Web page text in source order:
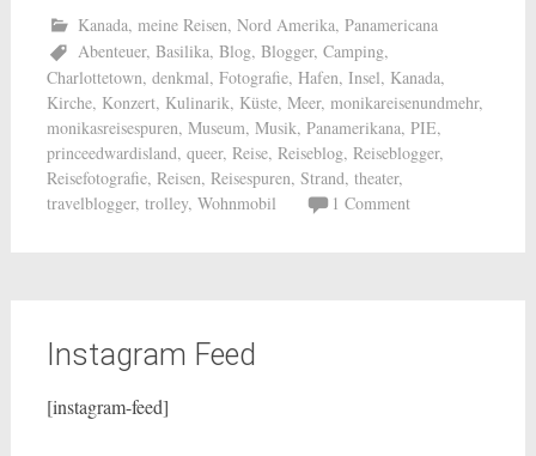
Kanada, meine Reisen, Nord Amerika, Panamericana
Abenteuer, Basilika, Blog, Blogger, Camping,
Charlottetown, denkmal, Fotografie, Hafen, Insel, Kanada,
Kirche, Konzert, Kulinarik, Küste, Meer, monikareisenundmehr,
monikasreisespuren, Museum, Musik, Panamerikana, PIE,
princeedwardisland, queer, Reise, Reiseblog, Reiseblogger,
Reisefotografie, Reisen, Reisespuren, Strand, theater,
travelblogger, trolley, Wohnmobil 1 Comment
Instagram Feed
[instagram-feed]